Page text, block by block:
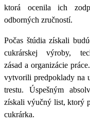
ktorá ocenila ich
odborných zručností.
Počas štúdia získali
cukrárskej výroby,
zásad a organizácie
vytvorili predpoklady na
trestu.Úspešným
získali výučný list, ktorý
cukrárka.